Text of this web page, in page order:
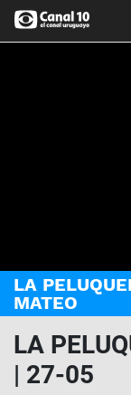
LA
MATEO
LA
| 27-05